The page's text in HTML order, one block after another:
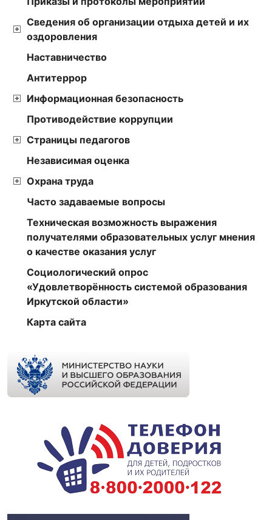
Сведения об организации отдыха детей и их
оздоровления
Наставничество
Антитеррор
Информационная безопасность
Противодействие коррупции
Страницы педагогов
Независимая оценка
Охрана труда
Часто задаваемые вопросы
Техническая возможность выражения
получателями образовательных услуг мнения
о качестве оказания услуг
Социологический опрос
«Удовлетворённость системой образования
Иркутской области»
Карта сайта